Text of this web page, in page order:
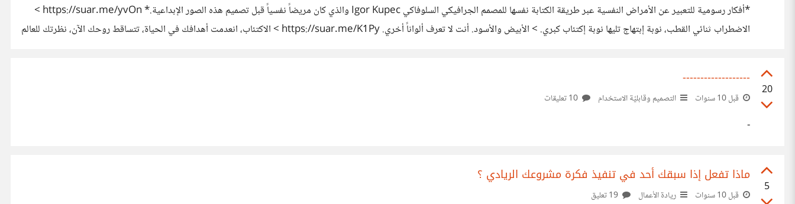
*أفكار رسومية للتعبير عن الأمراض النفسية عبر طريقة الكتابة نفسها للمصمم الجرافيكي السلوفاكي Igor Kupec والذي كان مريضاً نفسياً قبل تصميم هذه الصور الإبداعية.* https://suar.me/yvOn >
الاضطراب ثنائي القطب، نوبة إبتهاج تليها نوبة إكتئاب كبري. > الأبيض والأسود. أنت لا تعرف ألواناً أخري. https://suar.me/K1Py > الاكتئاب، انعدمت أهدافك في الحياة، تتساقط روحك الآن، نظرتك للعالم
20
-------------------
قبل 10 سنوات التصميم وقابليّة الاستخدام
-
5
ماذا تفعل إذا سبقك أحد في تنفيذ فكرة مشروعك الريادي ؟
قبل 10 سنوات ريادة الأعمال